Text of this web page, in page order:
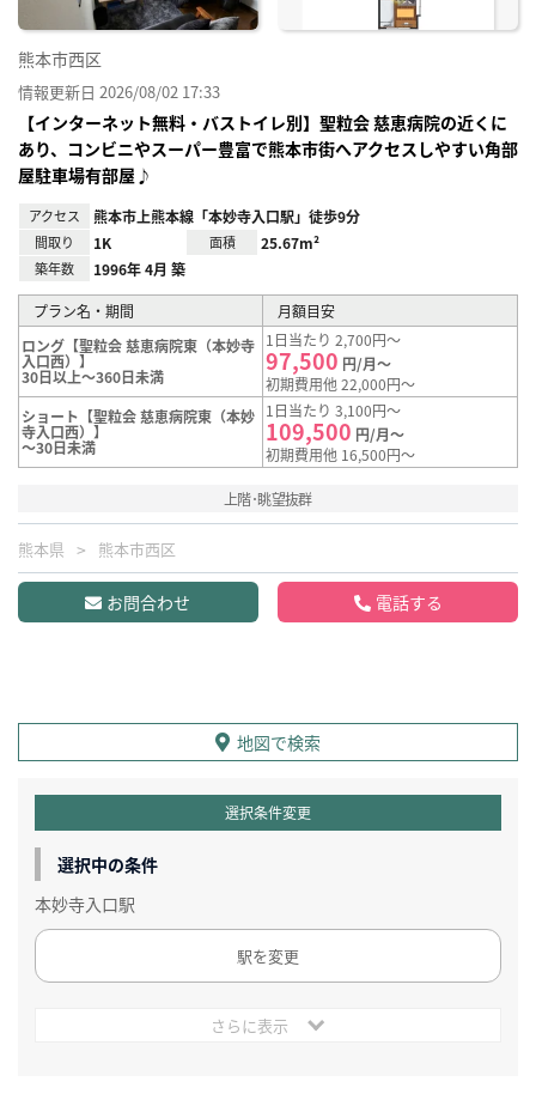
熊本市西区
情報更新日 2026/08/02 17:33
【インターネット無料・バストイレ別】聖粒会 慈恵病院の近くに
あり、コンビニやスーパー豊富で熊本市街へアクセスしやすい角部
屋駐車場有部屋♪
アクセス 熊本市上熊本線「本妙寺入口駅」徒歩9分
間取り 1K 面積 25.67m²
築年数 1996年 4月 築
プラン名・期間
月額目安
ロング【聖粒会 慈恵病院東（本妙寺
入口西）】
30日以上～360日未満
1日当たり 2,700円～
97,500 円/月～
初期費用他 22,000円～
ショート【聖粒会 慈恵病院東（本妙
寺入口西）】
～30日未満
1日当たり 3,100円～
109,500 円/月～
初期費用他 16,500円～
上階･眺望抜群
熊本県 熊本市西区
お問合わせ 電話する
地図で検索
選択条件変更
選択中の条件
本妙寺入口駅
駅を変更
さらに表示